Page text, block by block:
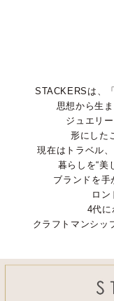
STACKERSは、
思想から生
ジュエリ
形にした
現在はトラベル
暮らしを“美
ブランドを手
ロン
4代に
クラフトマンシッ